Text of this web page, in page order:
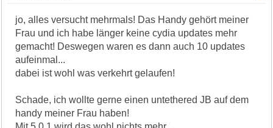
jo, alles versucht mehrmals! Das Handy gehört meiner
Frau und ich habe länger keine cydia updates mehr
gemacht! Deswegen waren es dann auch 10 updates
aufeinmal...
dabei ist wohl was verkehrt gelaufen!
Schade, ich wollte gerne einen untethered JB auf dem
handy meiner Frau haben!